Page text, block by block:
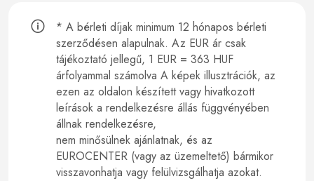
* A bérleti díjak minimum 12 hónapos bérleti
szerződésen alapulnak. Az EUR ár csak
tájékoztató jellegű, 1 EUR = 363 HUF
árfolyammal számolva A képek illusztrációk, az
ezen az oldalon készített vagy hivatkozott
leírások a rendelkezésre állás függvényében
állnak rendelkezésre,
nem minősülnek ajánlatnak, és az
EUROCENTER (vagy az üzemeltető) bármikor
visszavonhatja vagy felülvizsgálhatja azokat.